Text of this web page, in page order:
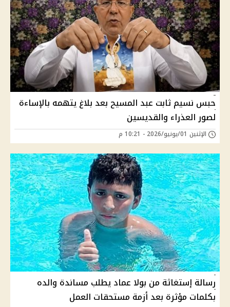
حبس نسيم ثابت عبد المسيح بعد بلاغ يتهمه بالإساءة
لصور العذراء والقديسين
الإثنين 01/يونيو/2026 - 10:21 م
رسالة إستغاثة من بولا عماد يطلب مساندة والده
بكلمات مؤثرة بعد أزمة مستحقات العمل